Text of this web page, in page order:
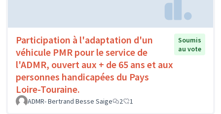
Participation à l'adaptation d'un
véhicule PMR pour le service de
l'ADMR, ouvert aux + de 65 ans et aux
personnes handicapées du Pays
Loire-Touraine.
Soumis
au vote
ADMR- Bertrand Besse Saige 2 1